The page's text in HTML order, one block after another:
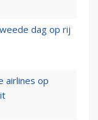
dag op rij
airlines op